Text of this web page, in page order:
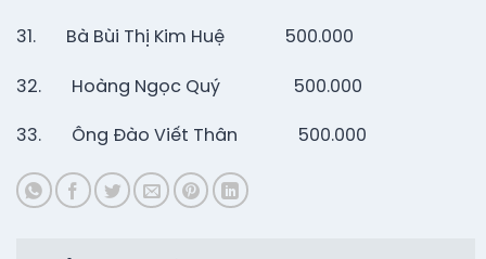
31. Bà Bùi Thị Kim Huệ 500.000
32. Hoàng Ngọc Quý 500.000
33. Ông Đào Viết Thân 500.000